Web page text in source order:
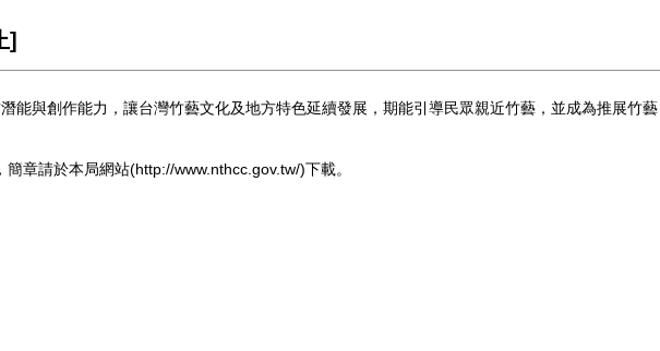
]
能與創作能力， 讓台灣竹藝文化及地方特色延續發展，期能引導民眾親近竹藝， 並成為推展竹藝
簡章請於本局網站(http://www.nthcc.gov.tw/)下載。